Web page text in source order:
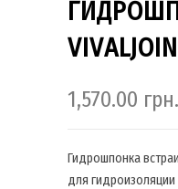
1,570.00 грн.
Гидрошпонка
для